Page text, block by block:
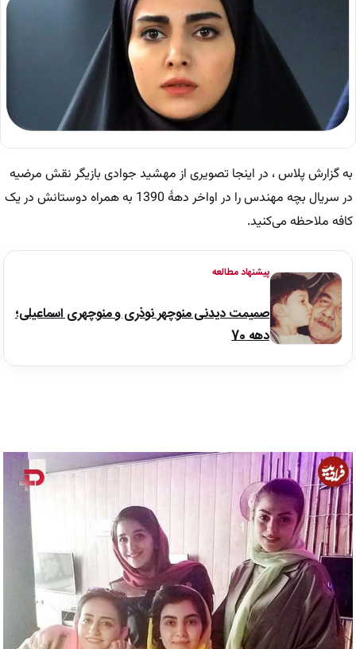
به گزارش پلاس ، در اینجا تصویری از مهشید جوادی بازیگر نقش مرضیه
در سریال بچه مهندس را در اواخر دهۀ 1390 به همراه دوستانش در یک
کافه ملاحظه می‌کنید.
پیشنهاد مطالعه
صمیمت دیدنی منوچهر نوذری و منوچهری اسماعیلی؛
دهه 70